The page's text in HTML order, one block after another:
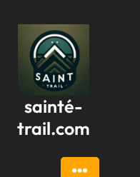
contenu
sainté-
trail.com